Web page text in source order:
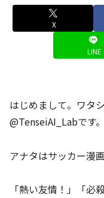
X
LINE
はじめまして。ワタ
@TenseiAI_Labです。
アナタはサッカー漫
「熱い友情！」「必